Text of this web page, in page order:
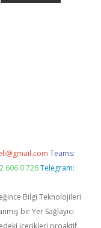
Teams:
606 0 726 Telegram:
Bilgi Teknolojileri
bir Yer Sağlayıcı
içerikleri proaktif